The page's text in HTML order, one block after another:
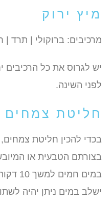
מיץ ירוק
מרכיבים: ברוקולי | תרד |
יש לגרוס את כל הרכיבים
לפני השינה.
חליטת צמחים
בכדי להכין חליטת
בצורתם הטבעית או
במים
ישלב במים ניתן יהיה